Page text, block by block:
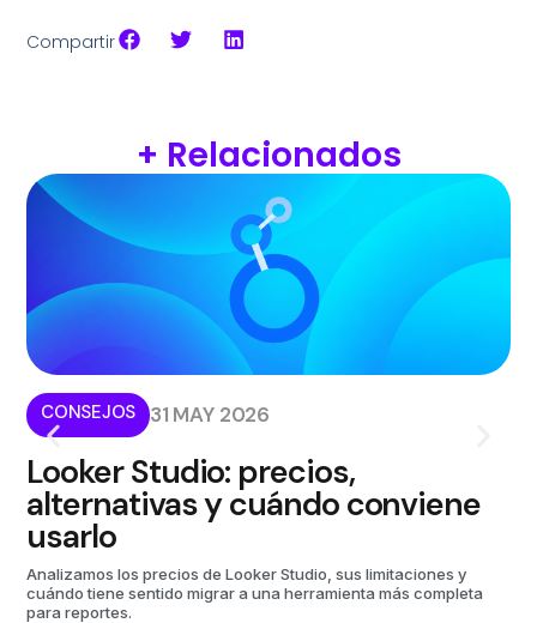
Compartir
+ Relacionados
CONSEJOS 31 MAY 2026
Looker Studio: precios,
alternativas y cuándo conviene
usarlo
Analizamos los precios de Looker Studio, sus limitaciones y
cuándo tiene sentido migrar a una herramienta más completa
para reportes.